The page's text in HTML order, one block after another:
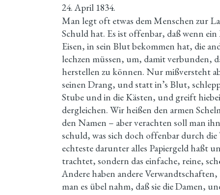
24. April 1834.
Man legt oft etwas dem Menschen zur
Schuld hat. Es ist offenbar, daß wenn
Eisen, in sein Blut bekommen hat, die
lechzen müssen, um, damit verbunden,
herstellen zu können. Nur mißversteht
seinen Drang, und statt in’s Blut,
Stube und in die Kästen, und greift
dergleichen. Wir heißen den armen
den Namen – aber verachten soll man
schuld, was sich doch offenbar durch die
echteste darunter alles Papiergeld haßt
trachtet, sondern das einfache, reine,
Andere haben andere
man es übel nahm, daß sie die Damen,